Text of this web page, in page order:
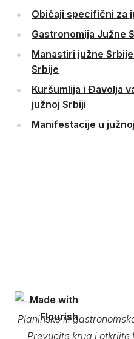
Običaji specifični za
Gastronomija Južne
Manastiri južne
Srbije
Kuršumlija i Đavolja
južnoj Srbiji
Manifestacije u
Planinsko ili
Prevucite krug i